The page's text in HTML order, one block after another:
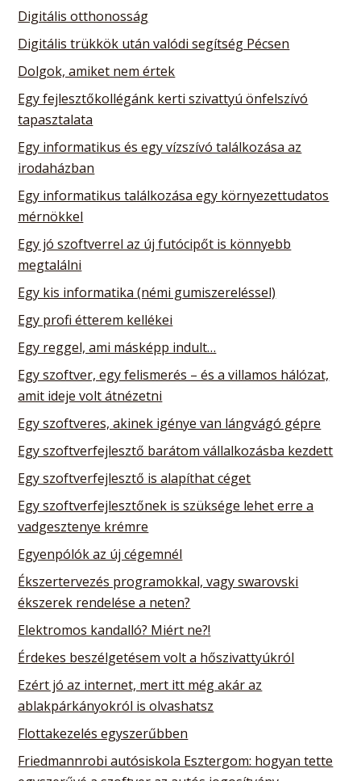
Digitális otthonosság
Digitális trükkök után valódi segítség Pécsen
Dolgok, amiket nem értek
Egy fejlesztőkollégánk kerti szivattyú önfelszívó
tapasztalata
Egy informatikus és egy vízszívó találkozása az
irodaházban
Egy informatikus találkozása egy környezettudatos
mérnökkel
Egy jó szoftverrel az új futócipőt is könnyebb
megtalálni
Egy kis informatika (némi gumiszereléssel)
Egy profi étterem kellékei
Egy reggel, ami másképp indult…
Egy szoftver, egy felismerés – és a villamos hálózat,
amit ideje volt átnézetni
Egy szoftveres, akinek igénye van lángvágó gépre
Egy szoftverfejlesztő barátom vállalkozásba kezdett
Egy szoftverfejlesztő is alapíthat céget
Egy szoftverfejlesztőnek is szüksége lehet erre a
vadgesztenye krémre
Egyenpólók az új cégemnél
Ékszertervezés programokkal, vagy swarovski
ékszerek rendelése a neten?
Elektromos kandalló? Miért ne?!
Érdekes beszélgetésem volt a hőszivattyúkról
Ezért jó az internet, mert itt még akár az
ablakpárkányokról is olvashatsz
Flottakezelés egyszerűbben
Friedmannrobi autósiskola Esztergom: hogyan tette